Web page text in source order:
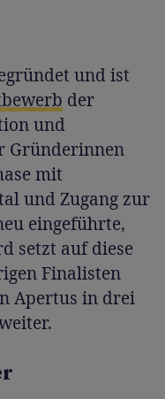
und ist
der
und
Gründerinnen
mit
und Zugang zur
eingeführte,
setzt auf diese
Finalisten
Apertus in drei